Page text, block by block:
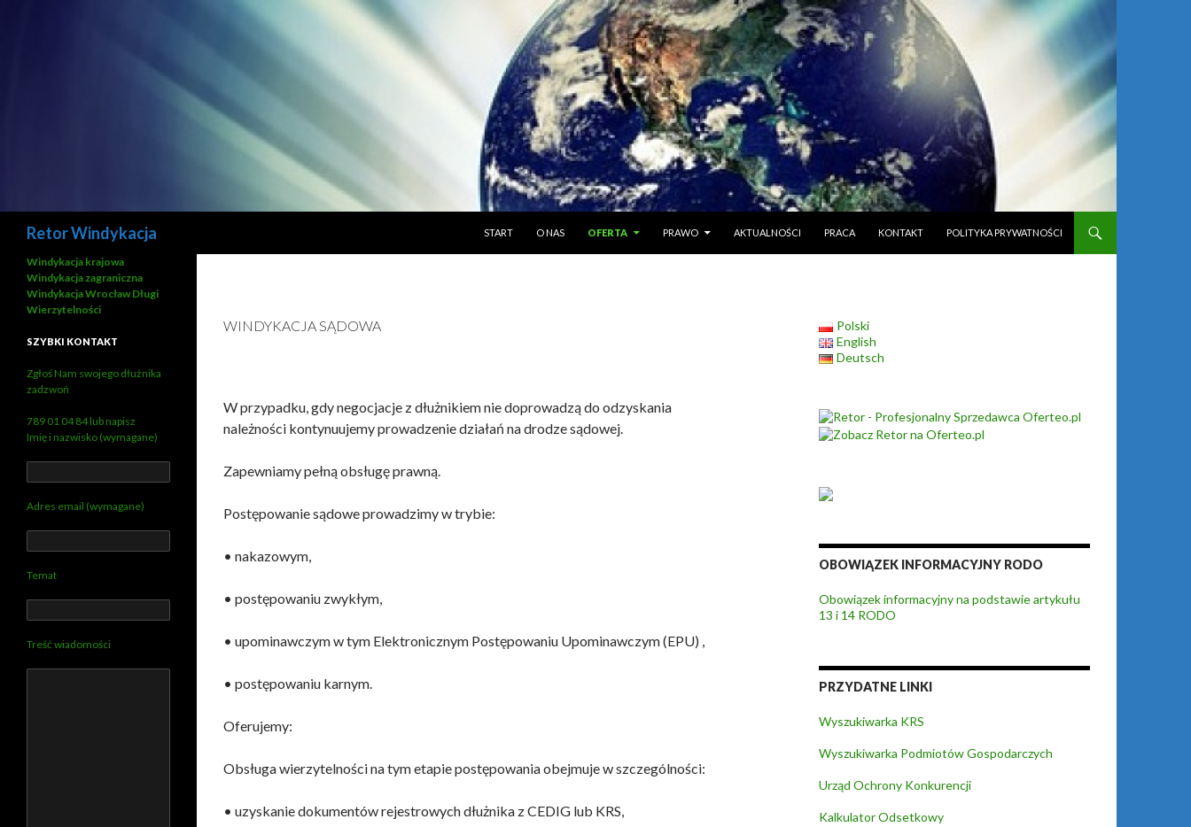
Retor Windykacja
START
O NAS OFERTA PRAWO AKTUALNOŚCI PRACA KONTAKT POLITYKA PRYWATNOŚCI
WINDYKACJA SĄDOWA
W przypadku, gdy negocjacje z dłużnikiem nie doprowadzą do odzyskania
należności kontynuujemy prowadzenie działań na drodze sądowej.
Zapewniamy pełną obsługę prawną.
Postępowanie sądowe prowadzimy w trybie:
• nakazowym,
• postępowaniu zwykłym,
• upominawczym w tym Elektronicznym Postępowaniu Upominawczym (EPU) ,
• postępowaniu karnym.
Oferujemy:
Obsługa wierzytelności na tym etapie postępowania obejmuje w szczególności:
• uzyskanie dokumentów rejestrowych dłużnika z CEDIG lub KRS,
Polski
English
Deutsch
OBOWIĄZEK INFORMACYJNY RODO
Obowiązek informacyjny na podstawie artykułu
13 i 14 RODO
PRZYDATNE LINKI
Wyszukiwarka KRS
Wyszukiwarka Podmiotów Gospodarczych
Urząd Ochrony Konkurencji
Kalkulator Odsetkowy
Windykacja krajowa
Windykacja zagraniczna
Windykacja Wrocław Długi
Wierzytelności
SZYBKI KONTAKT
Zgłoś Nam swojego dłużnika
zadzwoń
789 01 04 84 lub napisz
Imię i nazwisko (wymagane)
Adres email (wymagane)
Temat
Treść wiadomości